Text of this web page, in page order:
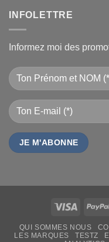
INFOLETTRE
Informez moi des
Visa
QUI SOMMES NOUS
LES MARQUES
TESTZ